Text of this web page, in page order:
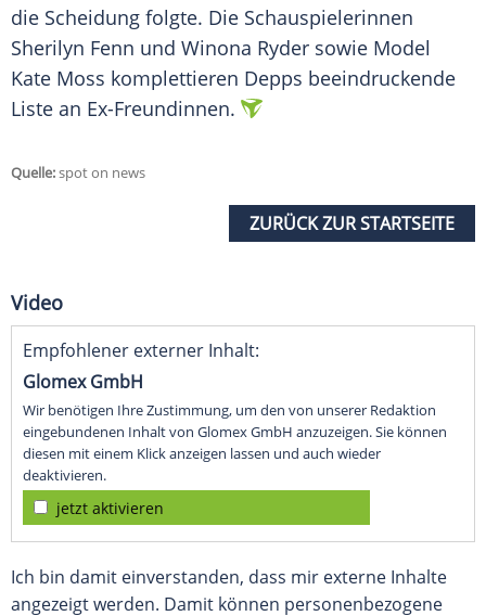
die Scheidung folgte. Die Schauspielerinnen
Sherilyn Fenn und Winona Ryder sowie Model
Kate Moss komplettieren Depps beeindruckende
Liste an Ex-Freundinnen.
Quelle:spot on news
ZURÜCK ZUR STARTSEITE
Video
Empfohlener externer Inhalt:
Glomex GmbH
Wir benötigen Ihre Zustimmung, um den von unserer Redaktion
eingebundenen Inhalt von Glomex GmbH anzuzeigen. Sie können
diesen mit einem Klick anzeigen lassen und auch wieder
deaktivieren.
jetzt aktivieren
Ich bin damit einverstanden, dass mir externe Inhalte
angezeigt werden. Damit können personenbezogene